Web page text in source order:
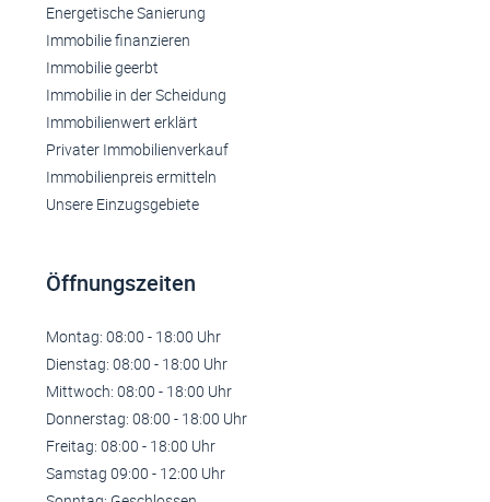
Energetische Sanierung
Immobilie finanzieren
Immobilie geerbt
Immobilie in der Scheidung
Immobilienwert erklärt
Privater Immobilienverkauf
Immobilienpreis ermitteln
Unsere Einzugsgebiete
Öffnungszeiten
Montag: 08:00 - 18:00 Uhr
Dienstag: 08:00 - 18:00 Uhr
Mittwoch: 08:00 - 18:00 Uhr
Donnerstag: 08:00 - 18:00 Uhr
Freitag: 08:00 - 18:00 Uhr
Samstag 09:00 - 12:00 Uhr